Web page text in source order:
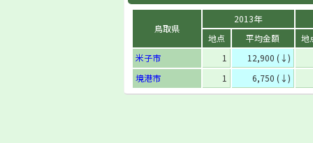
鳥取県
2013年
地点
平均金額
地
米子市
1
12,900 (↓)
境港市
1 6,750 (↓)